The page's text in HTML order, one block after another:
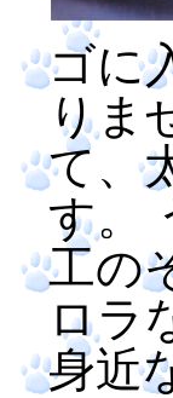
ゴに
りま
て、
す。
工の
ロラ
身近